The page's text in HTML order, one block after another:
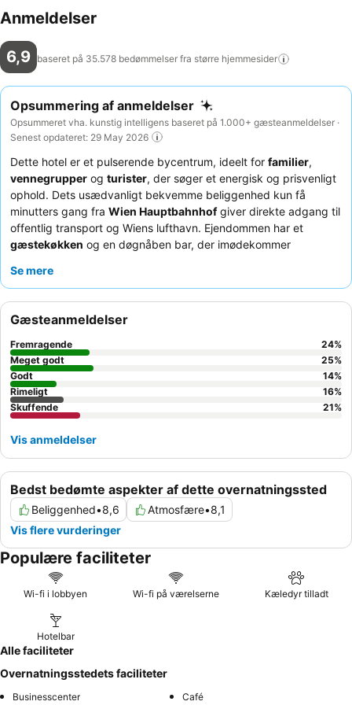
Anmeldelser
6,9 baseret på 35.578 bedømmelser fra større hjemmesider
Opsummering af anmeldelser
Opsummeret vha. kunstig intelligens baseret på 1.000+ gæsteanmeldelser ·
Senest opdateret: 29 May 2026
Dette hotel er et pulserende bycentrum, ideelt for familier,
vennegrupper og turister, der søger et energisk og prisvenligt
ophold. Dets usædvanligt bekvemme beliggenhed kun få
minutters gang fra Wien Hauptbahnhofgiver direkte adgang til
offentlig transport og Wiens lufthavn. Ejendommen har et
gæstekøkken og en døgnåben bar, der imødekommer
konsekvent
anmode om et værelse, der vender væk fra de travle
fællesområder.
Se mere
Bedst bedømte aspekter af dette overnatningssted
Beliggenhed•8,6 Atmosfære•8,1
Vis flere vurderinger
Gæsteanmeldelser
Fremragende 24%
Meget godt
25%
Godt
14%
Rimeligt
16%
Skuffende
21%
Vis anmeldelser
Populære faciliteter
Wi-fi i lobbyen Wi-fi på værelserne Kæledyr tilladt
Hotelbar
Alle faciliteter
Overnatningsstedets faciliteter
Businesscenter Café